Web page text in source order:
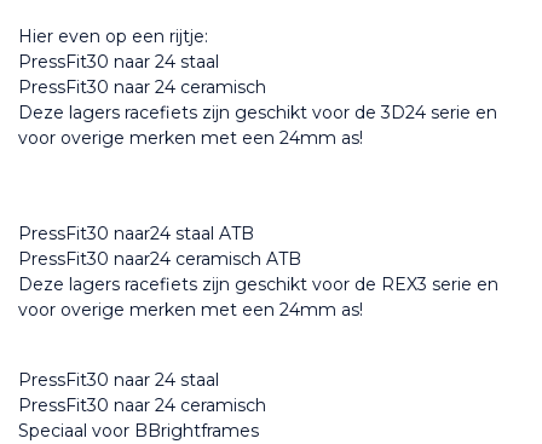
Hier even op een rijtje:
PressFit30 naar 24 staal
PressFit30 naar 24 ceramisch
Deze lagers racefiets zijn geschikt voor de 3D24 serie en
voor overige merken met een 24mm as!
PressFit30 naar24 staal ATB
PressFit30 naar24 ceramisch ATB
Deze lagers racefiets zijn geschikt voor de REX3 serie en
voor overige merken met een 24mm as!
PressFit30 naar 24 staal
PressFit30 naar 24 ceramisch
Speciaal voor BBrightframes